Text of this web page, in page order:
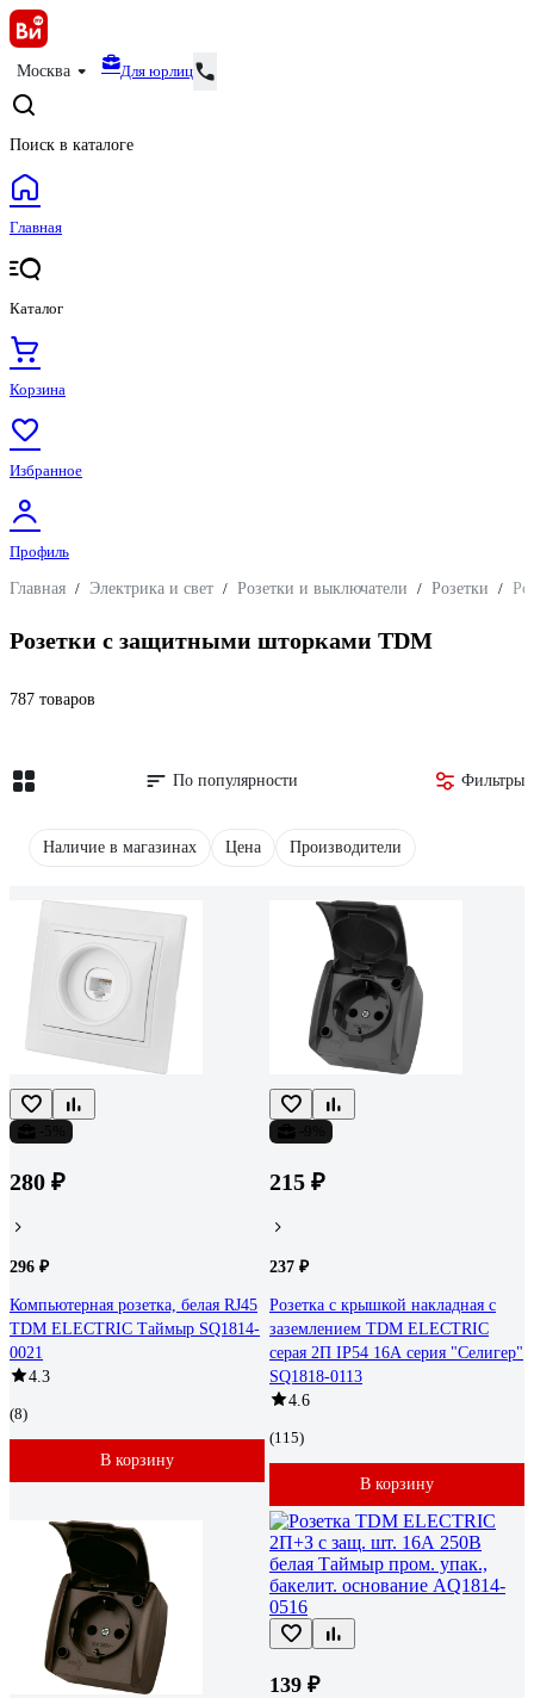
Москва Для юрлиц
Поиск в каталоге
Главная
Каталог
Корзина
Избранное
Профиль
Главная / Электрика и свет / Розетки и выключатели / Розетки /
Розетки с защитными шторками TDM
787 товаров
По популярности Фильтры
Наличие в магазинах Цена Производители
280 ₽
296 ₽
Компьютерная розетка, белая RJ45
TDM ELECTRIC Таймыр SQ1814-
0021
4.3
(8)
В корзину
215 ₽
237 ₽
Розетка с крышкой накладная с
заземлением TDM ELECTRIC
серая 2П IP54 16А серия "Селигер"
SQ1818-0113
4.6
(115)
В корзину
139 ₽